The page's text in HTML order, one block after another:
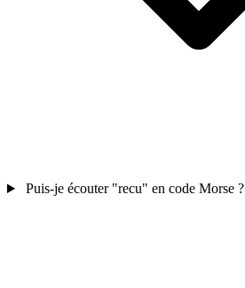
Puis-je écouter "recu" en code Morse ?